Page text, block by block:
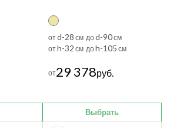
отd-28 см доd-90см
отh-32 см доh-105 см
от29 378руб.
Выбрать